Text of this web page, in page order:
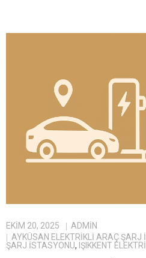
EKIM 20, 2025
ADMIN
AYKÜSAN ELEKTRIKLI ARAÇ ŞARJ
ŞARJ İSTASYONU, IŞIKKENT